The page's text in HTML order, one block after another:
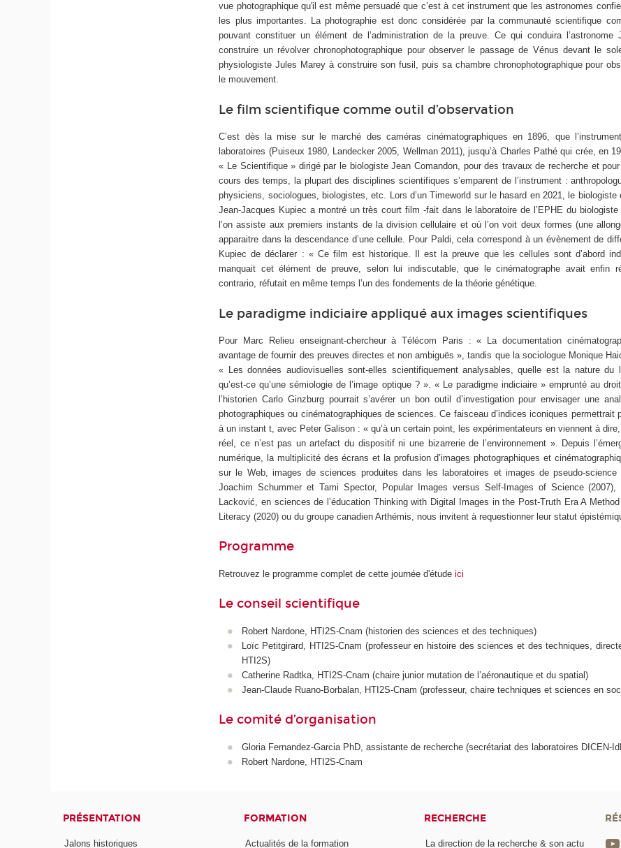
vue photographique qu'il est même persuadé que c’est à cet instrument que les astronomes
les plus importantes. La photographie est donc considérée par la communauté scientifique
pouvant constituer un élément de l’administration de la preuve. Ce qui conduira l’astronome
construire un révolver chronophotographique pour observer le passage de Vénus devant le
physiologiste Jules Marey à construire son fusil, puis sa chambre chronophotographique pour
le mouvement.
Le film scientifique comme outil d’observation
C’est dès la mise sur le marché des caméras cinématographiques en 1896, que
laboratoires (Puiseux 1980, Landecker 2005, Wellman 2011), jusqu’à Charles Pathé qui crée, en
« Le Scientifique » dirigé par le biologiste Jean Comandon, pour des travaux de recherche et
cours des temps, la plupart des disciplines scientifiques s’emparent de l’instrument :
physiciens, sociologues, biologistes, etc. Lors d’unTimeworld sur le hasard en 2021, le biologiste
Jean-Jacques Kupiec a montré un très court film -fait dans le laboratoire de l’EPHE du biologiste
l’on assiste aux premiers instants de la division cellulaire et où l’on voit deux formes (une
apparaitre dans la descendance d’une cellule. Pour Paldi, cela correspond à un évènement de
Kupiec de déclarer : « Ce film est historique. Il est la preuve que les cellules sont d’abord
manquait cet élément de preuve, selon lui indiscutable, que le cinématographe avait enfin
contrario,réfutait en même temps l’un des fondements de la théorie génétique.
Le paradigme indiciaire appliqué aux images scientifiques
Pour Marc Relieu enseignant-chercheur à Télécom Paris : « La documentation
avantage de fournir des preuves directes et non ambiguës », tandis que la sociologue Monique
« Les données audiovisuelles sont-elles scientifiquement analysables, quelle est la nature du
qu’est-ce qu’une sémiologie de l’image optique ? ». « Le paradigme indiciaire » emprunté au
l’historien Carlo Ginzburg pourrait s’avérer un bon outil d’investigation pour envisager une
photographiques ou cinématographiques de sciences. Ce faisceau d’indices iconiques permettrait
à un instantt,avec Peter Galison : « qu’à un certain point, les expérimentateurs en viennent à
réel, ce n’est pas un artefact du dispositif ni une bizarrerie de l’environnement ». Depuis
numérique, la multiplicité des écrans et la profusion d’images photographiques et
sur le Web, images de sciences produites dans les laboratoires et images de pseudo-
Joachim Schummer et Tami Spector,
Popular Images versus Self-Images of Science
Lacković, en sciences de l’éducation Thinking with Digital Images in the Post-Truth Era A
Literacy(2020) ou du groupe canadien Arthémis, nous invitent à requestionner leur statut
Programme
Retrouvez le programme complet de cette journée d'étude ici
Le conseil scientifique
Robert Nardone, HTI2S-Cnam (historien des sciences et des techniques)
Loïc Petitgirard, HTI2S-Cnam (professeur en histoire des sciences et des techniques,
HTI2S)
Catherine Radtka, HTI2S-Cnam (chaire junior mutation de l’aéronautique et du spatial)
Jean-Claude Ruano-Borbalan, HTI2S-Cnam (professeur, chaire techniques et sciences en
Le comité d’organisation
Gloria Fernandez-Garcia PhD, assistante de recherche (secrétariat des laboratoires DICEN-
Robert Nardone, HTI2S-Cnam
PRÉSENTATION
Jalons historiques
FORMATION
Actualités de la formation
RECHERCHE
La direction de la recherche & son actu